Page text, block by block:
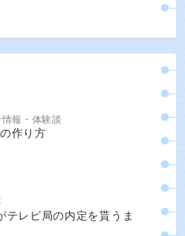
報・体験談
作り方
テレビ局の内定を貰うま